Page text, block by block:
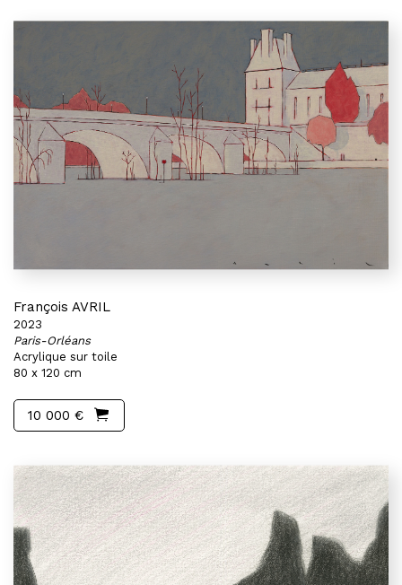
François AVRIL
2023
Paris-Orléans
Acrylique sur toile
80 x 120 cm
10 000 €